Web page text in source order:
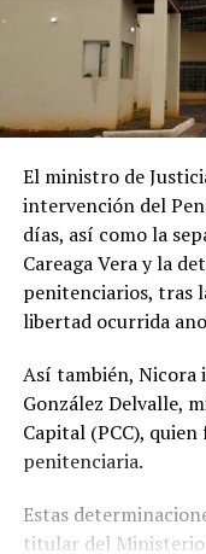
El ministro de
intervención del
días, así como la
Careaga Vera y la
penitenciarios, tras
libertad ocurrida
Así también, Nicora
González Delvalle,
Capital (PCC),
penitenciaria.
Estas
titular del Ministerio